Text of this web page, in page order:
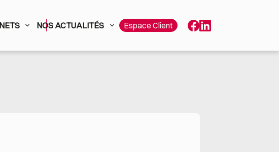
NOS ACTUALITÉS Espace Client